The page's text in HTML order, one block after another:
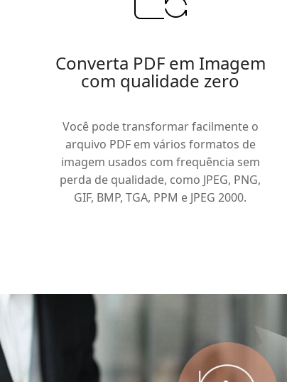
Converta PDF em Imagem
com qualidade zero
Você pode transformar facilmente o
arquivo PDF em vários formatos de
imagem usados ​​com frequência sem
perda de qualidade, como JPEG, PNG,
GIF, BMP, TGA, PPM e JPEG 2000.